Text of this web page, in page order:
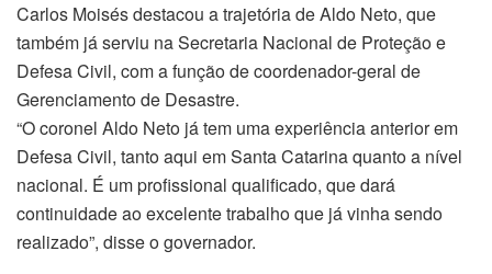
Carlos Moisés destacou a trajetória de Aldo Neto, que
também já serviu na Secretaria Nacional de Proteção e
Defesa Civil, com a função de coordenador-geral de
Gerenciamento de Desastre.
“O coronel Aldo Neto já tem uma experiência anterior em
Defesa Civil, tanto aqui em Santa Catarina quanto a nível
nacional. É um profissional qualificado, que dará
continuidade ao excelente trabalho que já vinha sendo
realizado”, disse o governador.